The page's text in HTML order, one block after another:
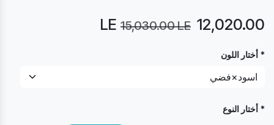
12,020.00
15,030.00LE
* أختار اللون
* أختار النوع